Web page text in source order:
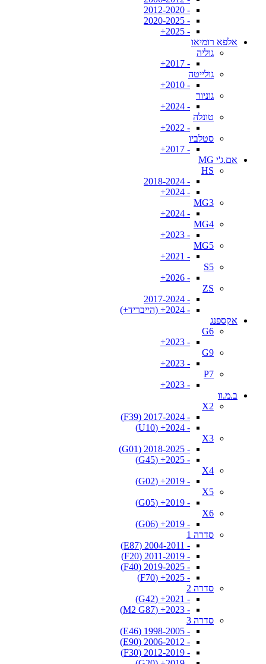
- 2012-2020
- 2020-2025
- 2025+
אלפא רומיאו
גוליה
- 2017+
גולייטה
- 2010+
גוניור
- 2024+
טונלה
- 2022+
סטלביו
- 2017+
אם.ג'י MG
HS
- 2018-2024
- 2024+
MG3
- 2024+
MG4
- 2023+
MG5
- 2021+
S5
- 2026+
ZS
- 2017-2024
- 2024+ (הייבריד+)
אקספנג
G6
- 2023+
G9
- 2023+
P7
- 2023+
ב.מ.וו
X2
- 2017-2024 (F39)
- 2024+ (U10)
X3
- 2018-2025 (G01)
- 2025+ (G45)
X4
- 2019+ (G02)
X5
- 2019+ (G05)
X6
- 2019+ (G06)
סדרה 1
- 2004-2011 (E87)
- 2011-2019 (F20)
- 2019-2025 (F40)
- 2025+ (F70)
סדרה 2
- 2021+ (G42)
- 2023+ (M2 G87)
סדרה 3
- 1998-2005 (E46)
- 2006-2012 (E90)
- 2012-2019 (F30)